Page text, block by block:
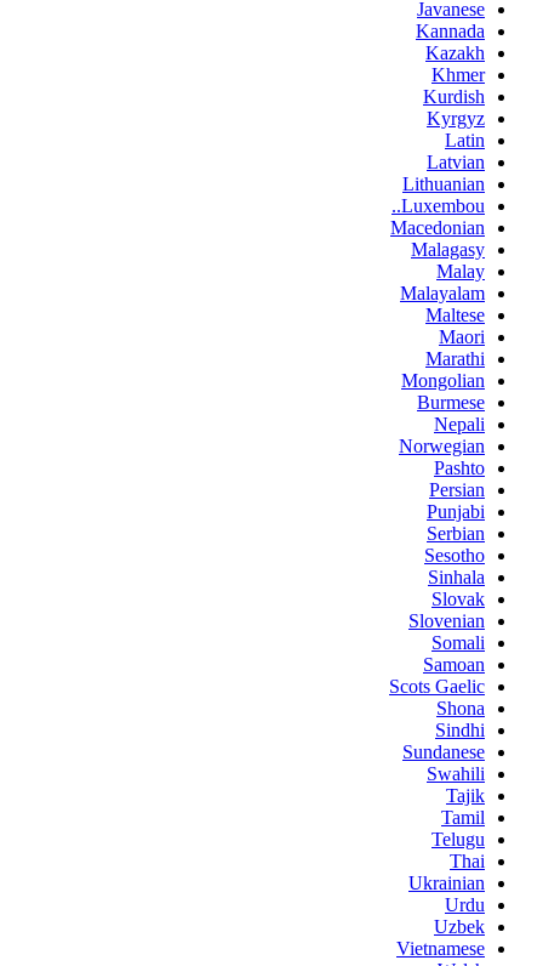
Javanese
Kannada
Kazakh
Khmer
Kurdish
Kyrgyz
Latin
Latvian
Lithuanian
Luxembou..
Macedonian
Malagasy
Malay
Malayalam
Maltese
Maori
Marathi
Mongolian
Burmese
Nepali
Norwegian
Pashto
Persian
Punjabi
Serbian
Sesotho
Sinhala
Slovak
Slovenian
Somali
Samoan
Scots Gaelic
Shona
Sindhi
Sundanese
Swahili
Tajik
Tamil
Telugu
Thai
Ukrainian
Urdu
Uzbek
Vietnamese